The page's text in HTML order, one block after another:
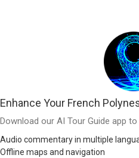
Enhance Your French
Download our AI Tour Guide app
Audio commentary in multiple
Offline maps and navigation